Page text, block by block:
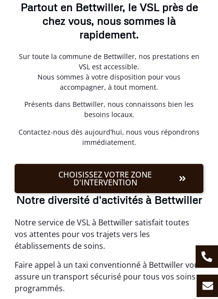
Partout en Bettwiller, le VSL près de
chez vous, nous sommes là
rapidement.
Sur toute la commune de Bettwiller, nos prestations en
VSL est accessible.
Nous sommes à votre disposition pour vous
accompagner, à tout moment.
Présents dans Bettwiller, nous connaissons bien les
besoins locaux.
Contactez-nous dès aujourd’hui, nous vous répondrons
immédiatement.
CHOISISSEZ VOTRE ZONE
D'INTERVENTION
Notre diversité d'activités à Bettwiller
Notre service de VSL à Bettwiller satisfait toutes
vos attentes pour vos trajets vers les
établissements de soins.
Faire appel à un taxi conventionné à Bettwiller vous
assure un transport sécurisé pour tous vos soins
programmés.